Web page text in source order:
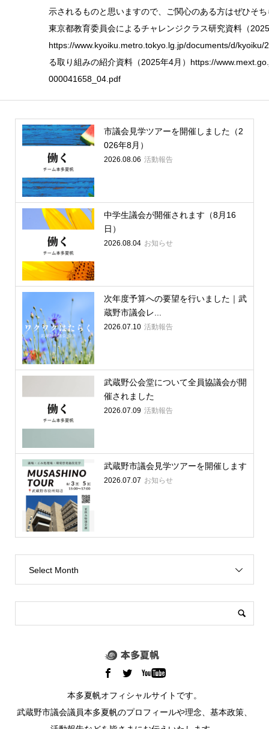
示されるものと思いますので、ご関心のある方はぜひそ
東京都教育委員会によるチャレンジクラス研究資料（
https://www.kyoiku.metro.tokyo.lg.jp/documents/d/
る取り組みの紹介資料（2025年4月）https://
000041658_04.pdf
市議会見学ツアーを開催しました（2
026年8月）
2026.08.06 活動報告
中学生議会が開催されます（8月16
日）
2026.08.04 お知らせ
次年度予算への要望を行いました｜武
蔵野市議会レ...
2026.07.10 活動報告
武蔵野公会堂について全員協議会が開
催されました
2026.07.09 活動報告
武蔵野市議会見学ツアーを開催します
2026.07.07 お知らせ
Select Month
本多夏帆オフィシャルサイトです。
武蔵野市議会議員本多夏帆のプロフィールや理念、基本政策、